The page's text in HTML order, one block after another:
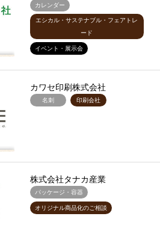
カレンダー
エシカル・サステナブル・フェアトレ
ード
イベント・展示会
カワセ印刷株式会社
名刺 印刷会社
株式会社タナカ産業
パッケージ・容器
オリジナル商品化のご相談